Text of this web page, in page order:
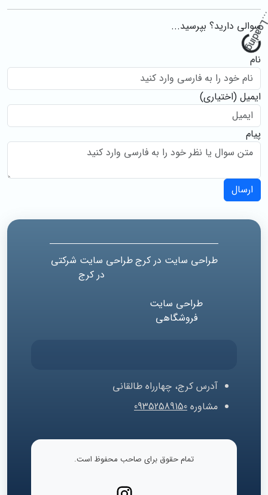
سوالی دارید؟ بپرسید...
g
.
نام
ایمیل (اختیاری)
پیام
ارسال
طراحی سایت در کرجطراحی سایت شرکتی
در کرج
طراحی سایت
فروشگاهی
آدرس کرج، چهارراه طالقانی
مشاوره 09352589150
تمام حقوق برای صاحب محفوظ است.